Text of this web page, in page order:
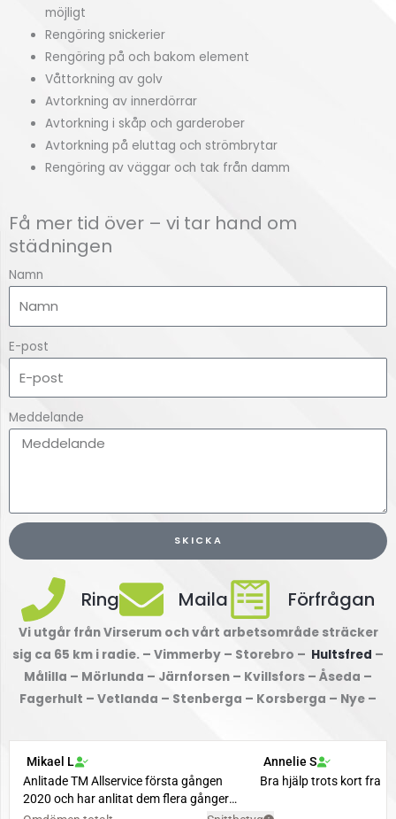
möjligt
Rengöring snickerier
Rengöring på och bakom element
Våttorkning av golv
Avtorkning av innerdörrar
Avtorkning i skåp och garderober
Avtorkning på eluttag och strömbrytar
Rengöring av väggar och tak från damm
Få mer tid över – vi tar hand om
städningen
Namn
E-post
Meddelande
SKICKA
Ring Maila Förfrågan
Vi utgår från Virserum och vårt arbetsområde sträcker
sig ca 65 km i radie. – Vimmerby – Storebro – Hultsfred –
Målilla – Mörlunda – Järnforsen – Kvillsfors – Åseda –
Fagerhult – Vetlanda – Stenberga – Korsberga – Nye –